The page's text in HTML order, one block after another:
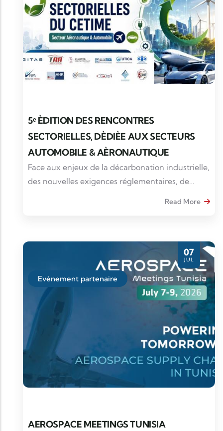
5ᵉ ÈDITION DES RENCONTRES
SECTORIELLES, DÈDIÈE AUX SECTEURS
AUTOMOBILE & AÈRONAUTIQUE
Face aux enjeux de la décarbonation industrielle,
des nouvelles exigences réglementaires, de
Read More
07
JUL
Evènement partenaire
AEROSPACE MEETINGS TUNISIA